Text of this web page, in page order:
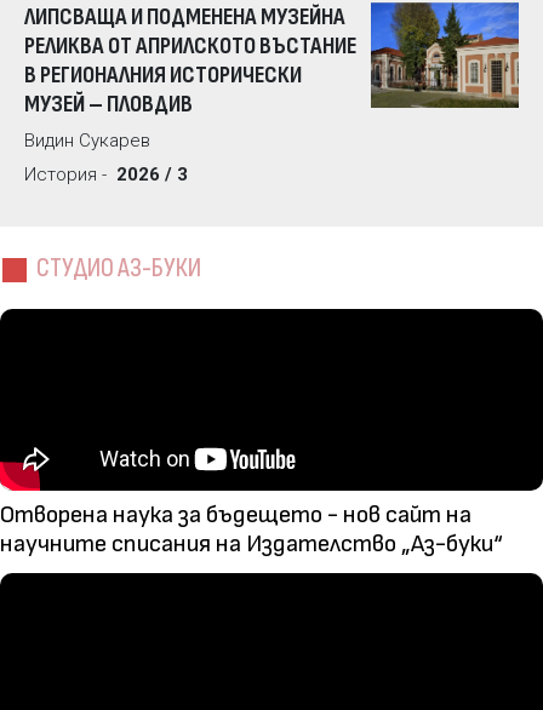
ЛИПСВАЩА И ПОДМЕНЕНА МУЗЕЙНА
РЕЛИКВА ОТ АПРИЛСКОТО ВЪСТАНИЕ
В РЕГИОНАЛНИЯ ИСТОРИЧЕСКИ
МУЗЕЙ – ПЛОВДИВ
Видин Сукарев
История - 2026 / 3
СТУДИО АЗ-БУКИ
Отворена наука за бъдещето - нов сайт на
научните списания на Издателство „Аз-буки“